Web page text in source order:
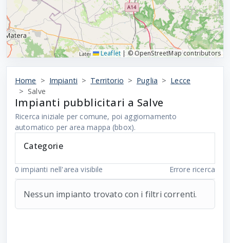
Leaflet |© OpenStreetMap contributors
Home Impianti Territorio Puglia
Lecce
Salve
Impianti pubblicitari a Salve
Ricerca iniziale per comune, poi aggiornamento
automatico per area mappa (bbox).
Categorie
0 impianti nell'area visibile Errore ricerca
Nessun impianto trovato con i filtri correnti.